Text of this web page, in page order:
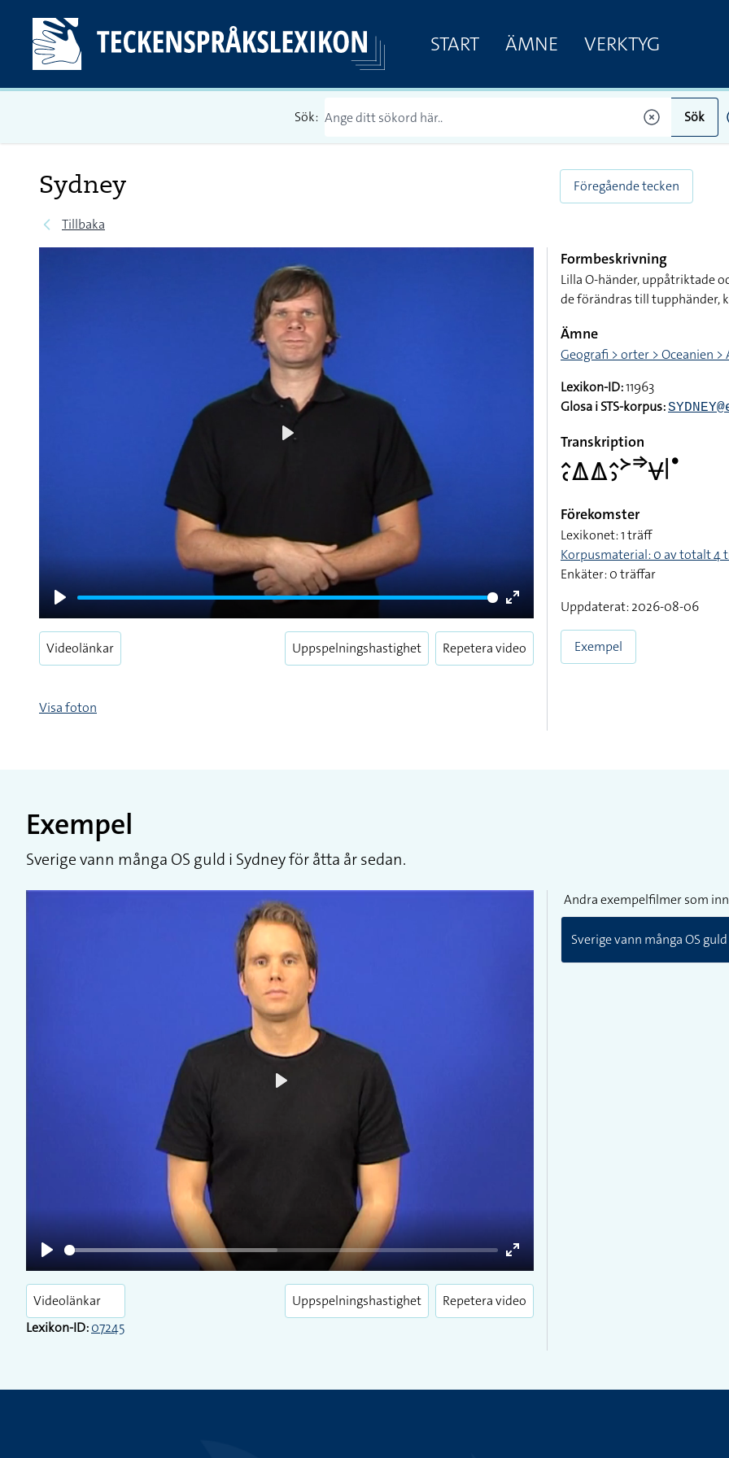
START ÄMNE VERKTYG
Sök: Sök
Sydney
Tillbaka
Föregående tecken
Play
Enter
fullscreen
Videolänkar Uppspelningshastighet Repetera video
Visa foton
Formbeskrivning
Lilla O-händer, uppåtriktade
de förändras till tupphänder,
Ämne
Geografi > orter > Oceanien >
Lexikon-ID:11963
Glosa i STS-korpus:
Transkription
􌤵􌥗􌤎􌤎􌤵􌤶􌦅􌦆􌤮􌥼􌤟
Förekomster
Lexikonet: 1 träff
Korpusmaterial: 0 av totalt 4
Enkäter: 0 träffar
Uppdaterat: 2026-08-06
Exempel
Exempel
Sverige vann många OS guld i Sydney för åtta år sedan.
Play
Enter
fullscreen
Videolänkar
Lexikon-ID:07245
Uppspelningshastighet Repetera video
Andra exempelfilmer som
Sverige vann många OS